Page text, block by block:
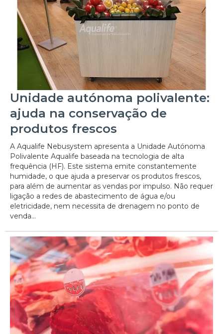
Unidade autónoma polivalente:
ajuda na conservação de
produtos frescos
A Aqualife Nebusystem apresenta a Unidade Autónoma
Polivalente Aqualife baseada na tecnologia de alta
frequência (HF). Este sistema emite constantemente
humidade, o que ajuda a preservar os produtos frescos,
para além de aumentar as vendas por impulso. Não requer
ligação a redes de abastecimento de água e/ou
eletricidade, nem necessita de drenagem no ponto de
venda...